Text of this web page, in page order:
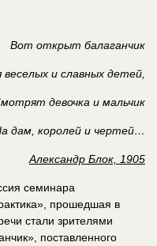
Вот открыт балаганчик
веселых и славных детей,
девочка и мальчик
дам, королей и чертей…
Александр Блок, 1905
семинара
прошедшая в
стали зрителями
поставленного